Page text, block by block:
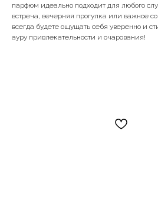
парфюм идеально подходит для любого
встреча, вечерняя прогулка или важное
всегда будете ощущать себя уверенно и
ауру привлекательности и очарования!